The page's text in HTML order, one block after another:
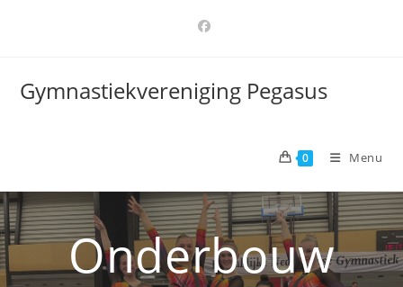
Gymnastiekvereniging Pegasus
0 Menu
Onderbouw